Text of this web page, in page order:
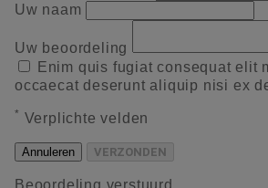
Uw naam
Uw beoordeling
Enim quis fugiat consequat elit
occaecat deserunt aliquip nisi ex
* Verplichte velden
Annuleren VERZONDEN
Beoordeling verstuurd